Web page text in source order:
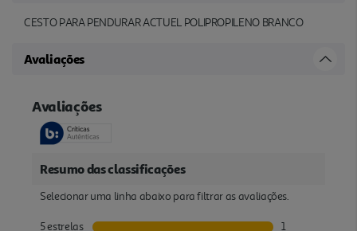
CESTO PARA PENDURAR ACTUEL POLIPROPILENO BRANCO
Avaliações